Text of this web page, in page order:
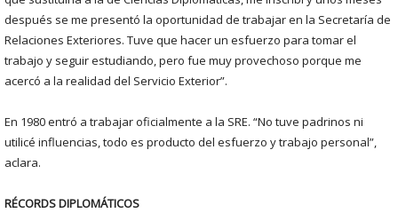
después se me presentó la oportunidad de trabajar en la Secretaría de
Relaciones Exteriores. Tuve que hacer un esfuerzo para tomar el
trabajo y seguir estudiando, pero fue muy provechoso porque me
acercó a la realidad del Servicio Exterior”.
En 1980 entró a trabajar oficialmente a la SRE. “No tuve padrinos ni
utilicé influencias, todo es producto del esfuerzo y trabajo personal”,
aclara.
RÉCORDS DIPLOMÁTICOS